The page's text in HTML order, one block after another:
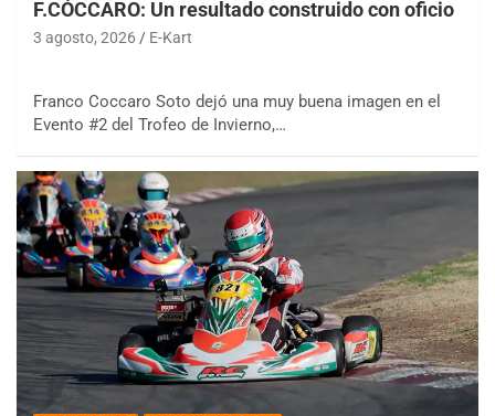
F.CÓCCARO: Un resultado construido con oficio
3 agosto, 2026 E-Kart
Franco Coccaro Soto dejó una muy buena imagen en el
Evento #2 del Trofeo de Invierno,…